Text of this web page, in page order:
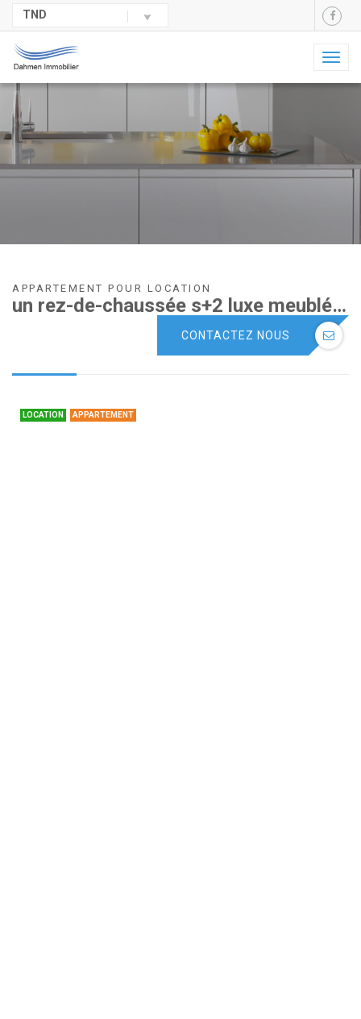
TND
APPARTEMENT POUR LOCATION
un rez-de-chaussée s+2 luxe meublé à louer à kantaoui .
CONTACTEZ NOUS
LOCATION APPARTEMENT